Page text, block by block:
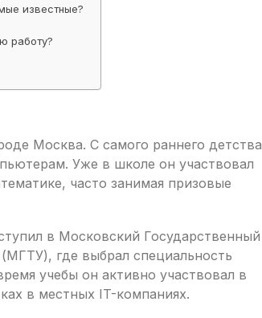
известные?
работу?
Москва. С самого раннего детства
Уже в школе он участвовал
часто занимая призовые
в Московский Государственный
где выбрал специальность
учебы он активно участвовал в
в местных IT-компаниях.